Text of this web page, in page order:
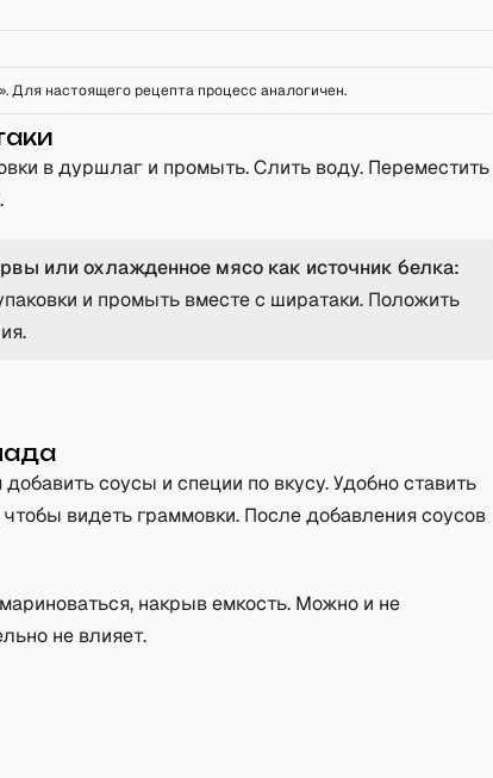
». Для настоящего рецепта процесс аналогичен.
в дуршлаг и промыть. Слить воду. Переместить
или охлажденное мясо как источник белка:
и промыть вместе с ширатаки. Положить
соусы и специи по вкусу. Удобно ставить
видеть граммовки. После добавления соусов
накрыв емкость. Можно и не
не влияет.